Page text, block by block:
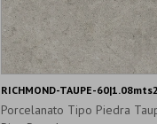
Porcelanato Tipo Piedra
RICHMOND-TAUPE-60|1.08mts2